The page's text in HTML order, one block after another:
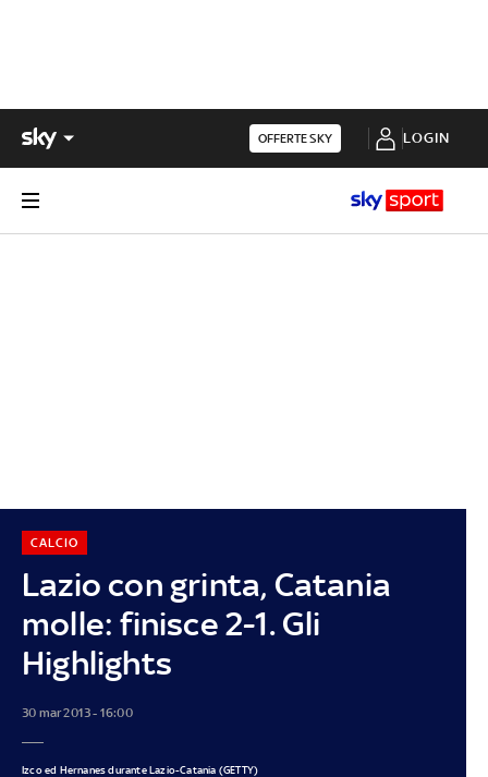
OFFERTE SKY LOGIN
Lazio con grinta, Catania
molle: finisce 2-1. Gli
Highlights
CALCIO
30 mar 2013 - 16:00
Izco ed Hernanes durante Lazio-Catania (GETTY)